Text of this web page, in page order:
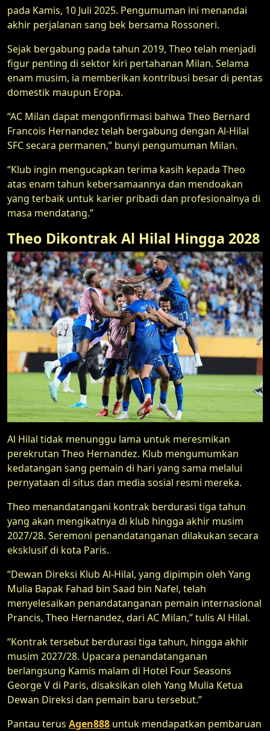
pada Kamis, 10 Juli 2025. Pengumuman ini menandai
akhir perjalanan sang bek bersama Rossoneri.
Sejak bergabung pada tahun 2019, Theo telah menjadi
figur penting di sektor kiri pertahanan Milan. Selama
enam musim, ia memberikan kontribusi besar di pentas
domestik maupun Eropa.
“AC Milan dapat mengonfirmasi bahwa Theo Bernard
Francois Hernandez telah bergabung dengan Al-Hilal
SFC secara permanen,” bunyi pengumuman Milan.
“Klub ingin mengucapkan terima kasih kepada Theo
atas enam tahun kebersamaannya dan mendoakan
yang terbaik untuk karier pribadi dan profesionalnya di
masa mendatang.”
Theo Dikontrak Al Hilal Hingga 2028
Al Hilal tidak menunggu lama untuk meresmikan
perekrutan Theo Hernandez. Klub mengumumkan
kedatangan sang pemain di hari yang sama melalui
pernyataan di situs dan media sosial resmi mereka.
Theo menandatangani kontrak berdurasi tiga tahun
yang akan mengikatnya di klub hingga akhir musim
2027/28. Seremoni penandatanganan dilakukan secara
eksklusif di kota Paris.
“Dewan Direksi Klub Al-Hilal, yang dipimpin oleh Yang
Mulia Bapak Fahad bin Saad bin Nafel, telah
menyelesaikan penandatanganan pemain internasional
Prancis, Theo Hernandez, dari AC Milan,” tulis Al Hilal.
“Kontrak tersebut berdurasi tiga tahun, hingga akhir
musim 2027/28. Upacara penandatanganan
berlangsung Kamis malam di Hotel Four Seasons
George V di Paris, disaksikan oleh Yang Mulia Ketua
Dewan Direksi dan pemain baru tersebut.”
Pantau terus Agen888 untuk mendapatkan pembaruan